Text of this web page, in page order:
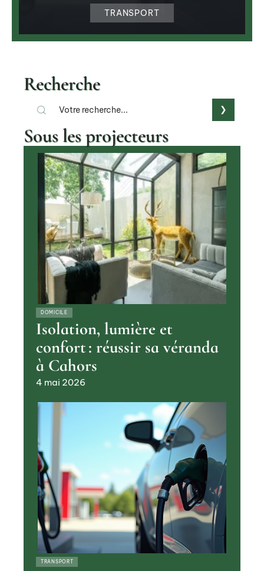
TRANSPORT
Recherche
Sous les projecteurs
DOMICILE
Isolation, lumière et
confort : réussir sa véranda
à Cahors
4 mai 2026
TRANSPORT